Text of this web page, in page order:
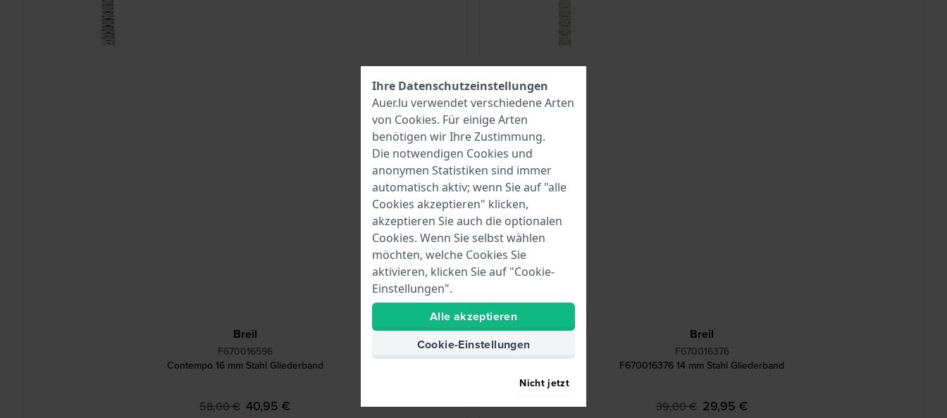
Breil
F670016596
Contempo 16 mm Stahl Gliederband
58,00 € 40,95 €
Breil
F670016376
F670016376 14 mm Stahl Gliederband
39,00 € 29,95 €
Ihre Datenschutzeinstellungen
Auer.lu verwendet verschiedene Arten
von Cookies. Für einige Arten
benötigen wir Ihre Zustimmung.
Die notwendigen Cookies und
anonymen Statistiken sind immer
automatisch aktiv; wenn Sie auf "alle
Cookies akzeptieren" klicken,
akzeptieren Sie auch die optionalen
Cookies. Wenn Sie selbst wählen
möchten, welche Cookies Sie
aktivieren, klicken Sie auf "Cookie-
Einstellungen".
Alle akzeptieren
Cookie-Einstellungen
Nicht jetzt